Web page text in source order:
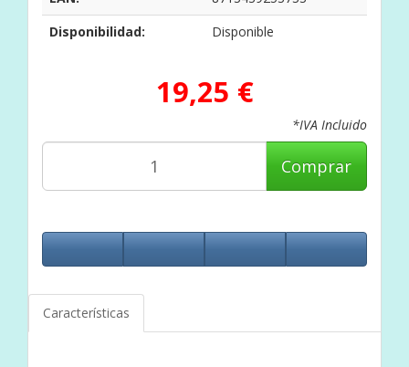
Disponibilidad:
Disponible
19,25 €
*IVA Incluido
Comprar
Características